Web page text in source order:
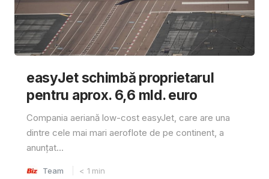
easyJet schimbă proprietarul
pentru aprox. 6,6 mld. euro
Compania aeriană low-cost easyJet, care are una
dintre cele mai mari aeroflote de pe continent, a
anunțat...
Team < 1 min